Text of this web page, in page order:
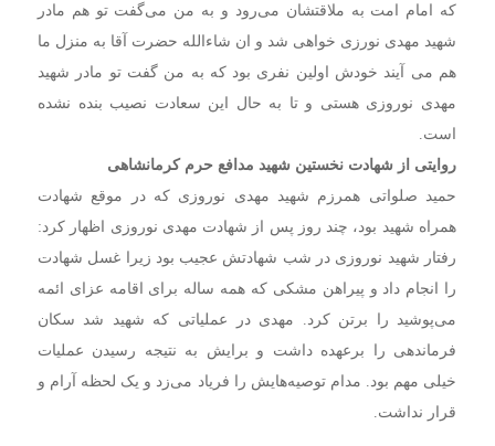
که امام امت به ملاقتشان می‌رود و به من می‌گفت تو هم مادر
شهید مهدی نورزی خواهی شد و ان شاءالله حضرت آقا به منزل ما
هم می آیند خودش اولین نفری بود که به من گفت تو مادر شهید
مهدی نوروزی هستی و تا به حال این سعادت نصیب بنده نشده
است.
روایتی از شهادت نخستین شهید مدافع حرم کرمانشاهی
حمید صلواتی همرزم شهید مهدی نوروزی که در موقع شهادت
همراه شهید بود، چند روز پس از شهادت مهدی نوروزی اظهار کرد:
رفتار شهید نوروزی در شب شهادتش عجیب بود زیرا غسل شهادت
را انجام داد و پیراهن مشکی که همه ساله برای اقامه عزای ائمه
می‌پوشید را برتن کرد. مهدی در عملیاتی که شهید شد سکان
فرماندهی را برعهده داشت و برایش به نتیجه رسیدن عملیات
خیلی مهم بود. مدام توصیه‌هایش را فریاد می‌زد و یک لحظه آرام و
قرار نداشت.